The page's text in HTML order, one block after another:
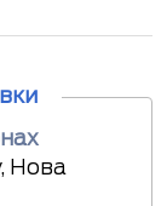
Нова